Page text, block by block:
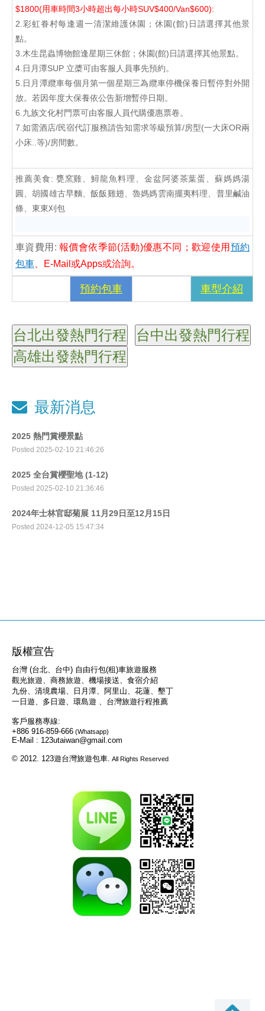
$1800(用車時間3小時超出每小時SUV$400/Van$600):
2.彩虹眷村每逢週一清潔維護休園；休園(館)日請選擇其他景
點。
3.木生昆蟲博物館逢星期三休館；休園(館)日請選擇其他景點。
4.日月潭SUP 立槳可由客服人員事先預約。
5.日月潭纜車每個月第一個星期三為纜車停機保養日暫停對外開
放。若因年度大保養依公告新增暫停日期。
6.九族文化村門票可由客服人員代購優惠票卷。
7.如需酒店/民宿代訂服務請告知需求等級預算/房型(一大床OR兩
小床..等)/房間數。
推薦美食: 甕窯雞、鱘龍魚料理、金盆阿婆茶葉蛋、蘇媽媽湯
圓、胡國雄古早麵、飯飯雞翅、魯媽媽雲南擺夷料理、普里鹹油
條、東東刈包
車資費用: 報價會依季節(活動)優惠不同；歡迎使用 預約
包車 、E-Mail或Apps或洽詢。
預約包車 車型介紹
最新消息
2025 熱門賞櫻景點
Posted 2025-02-10 21:46:26
2025 全台賞櫻聖地 (1-12)
Posted 2025-02-10 21:36:46
2024年士林官邸菊展 11月29日至12月15日
Posted 2024-12-05 15:47:34
版權宣告
台灣 (台北、台中) 自由行包(租)車旅遊服務
觀光旅遊、商務旅遊、機場接送、食宿介紹
九份、清境農場、日月潭、阿里山、花蓮、墾丁
一日遊、多日遊、環島遊 、台灣旅遊行程推薦
客戶服務專線:
+886 916-859-666 (Whatsapp)
E-Mail : 123utaiwan@gmail.com
© 2012. 123遊台灣旅遊包車. All Rights Reserved